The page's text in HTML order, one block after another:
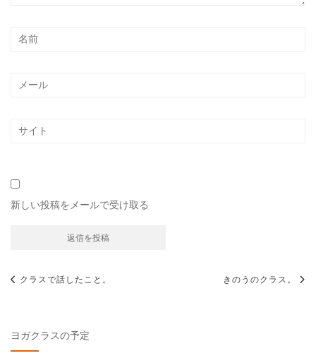
新しい投稿をメールで受け取る
投
ビ
クラスで話したこと。 きのうのクラス。
ヨガクラスの予定